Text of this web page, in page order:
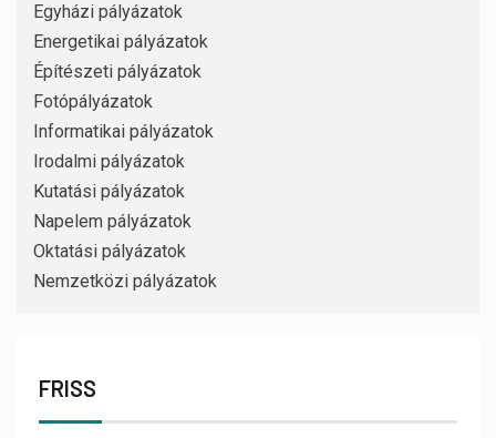
Egyházi pályázatok
Energetikai pályázatok
Építészeti pályázatok
Fotópályázatok
Informatikai pályázatok
Irodalmi pályázatok
Kutatási pályázatok
Napelem pályázatok
Oktatási pályázatok
Nemzetközi pályázatok
FRISS